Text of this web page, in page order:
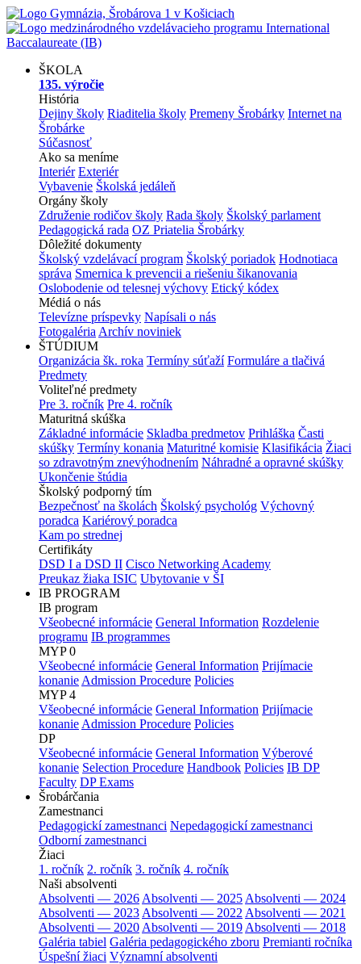
ŠKOLA
135. výročie
História
Dejiny školy Riaditelia školy Premeny Šrobárky Internet na
Šrobárke
Súčasnosť
Ako sa meníme
Interiér Exteriér
Vybavenie Školská jedáleň
Orgány školy
Združenie rodičov školy Rada školy Školský parlament
Pedagogická rada OZ Priatelia Šrobárky
Dôležité dokumenty
Školský vzdelávací program Školský poriadok Hodnotiaca
správa Smernica k prevencii a riešeniu šikanovania
Oslobodenie od telesnej výchovy Etický kódex
Médiá o nás
Televízne príspevky Napísali o nás
Fotogaléria Archív noviniek
ŠTÚDIUM
Organizácia šk. roka Termíny súťaží Formuláre a tlačivá
Predmety
Voliteľné predmety
Pre 3. ročník Pre 4. ročník
Maturitná skúška
Základné informácie Skladba predmetov Prihláška Časti
skúšky Termíny konania Maturitné komisie Klasifikácia Žiaci
so zdravotným znevýhodnením Náhradné a opravné skúšky
Ukončenie štúdia
Školský podporný tím
Bezpečnosť na školách Školský psychológ Výchovný
poradca Kariérový poradca
Kam po strednej
Certifikáty
DSD I a DSD II Cisco Networking Academy
Preukaz žiaka ISIC Ubytovanie v ŠI
IB PROGRAM
IB program
Všeobecné informácie General Information Rozdelenie
programu IB programmes
MYP 0
Všeobecné informácie General Information Prijímacie
konanie Admission Procedure Policies
MYP 4
Všeobecné informácie General Information Prijímacie
konanie Admission Procedure Policies
DP
Všeobecné informácie General Information Výberové
konanie Selection Procedure Handbook Policies IB DP
Faculty DP Exams
Šrobárčania
Zamestnanci
Pedagogickí zamestnanci Nepedagogickí zamestnanci
Odborní zamestnanci
Žiaci
1. ročník 2. ročník 3. ročník 4. ročník
Naši absolventi
Absolventi — 2026 Absolventi — 2025 Absolventi — 2024
Absolventi — 2023 Absolventi — 2022 Absolventi — 2021
Absolventi — 2020 Absolventi — 2019 Absolventi — 2018
Galéria tabiel Galéria pedagogického zboru Premianti ročníka
Úspešní žiaci Významní absolventi